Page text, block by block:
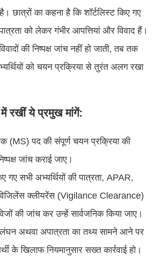
है। छात्रों का कहना है कि शॉर्टलिस्ट किए गए
को लेकर गंभीर आपत्तियां और विवाद हैं।
की निष्पक्ष जांच नहीं हो जाती, तब तक
को चयन प्रक्रिया से तुरंत अलग रखा
में रखीं ये प्रमुख मांगें:
(MS) पद की संपूर्ण चयन प्रक्रिया की
जांच कराई जाए।
गए सभी अभ्यर्थियों की पात्रता, APAR,
क्लीयरेंस (Vigilance Clearance)
की जांच कर उन्हें सार्वजनिक किया जाए।
अथवा अपात्रता का तथ्य सामने आने पर
के खिलाफ नियमानुसार सख्त कार्रवाई हो।